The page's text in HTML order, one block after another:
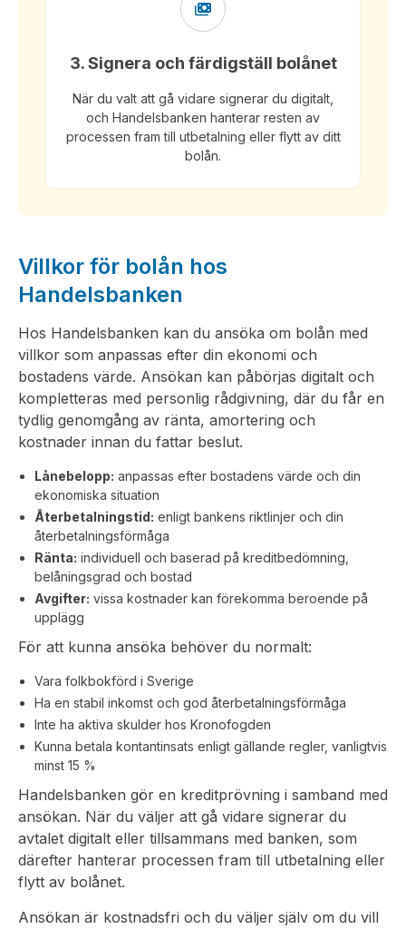
3. Signera och färdigställ bolånet
När du valt att gå vidare signerar du digitalt,
och Handelsbanken hanterar resten av
processen fram till utbetalning eller flytt av ditt
bolån.
Villkor för bolån hos
Handelsbanken
Hos Handelsbanken kan du ansöka om bolån med
villkor som anpassas efter din ekonomi och
bostadens värde. Ansökan kan påbörjas digitalt och
kompletteras med personlig rådgivning, där du får en
tydlig genomgång av ränta, amortering och
kostnader innan du fattar beslut.
Lånebelopp: anpassas efter bostadens värde och din
ekonomiska situation
Återbetalningstid: enligt bankens riktlinjer och din
återbetalningsförmåga
Ränta: individuell och baserad på kreditbedömning,
belåningsgrad och bostad
Avgifter: vissa kostnader kan förekomma beroende på
upplägg
För att kunna ansöka behöver du normalt:
Vara folkbokförd i Sverige
Ha en stabil inkomst och god återbetalningsförmåga
Inte ha aktiva skulder hos Kronofogden
Kunna betala kontantinsats enligt gällande regler, vanligtvis
minst 15 %
Handelsbanken gör en kreditprövning i samband med
ansökan. När du väljer att gå vidare signerar du
avtalet digitalt eller tillsammans med banken, som
därefter hanterar processen fram till utbetalning eller
flytt av bolånet.
Ansökan är kostnadsfri och du väljer själv om du vill